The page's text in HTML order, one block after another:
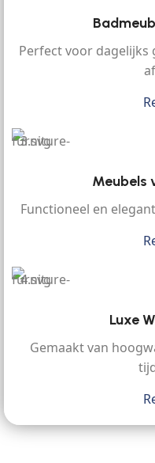
Perfect voor
Meubels
Functioneel en
Luxe
Gemaakt van